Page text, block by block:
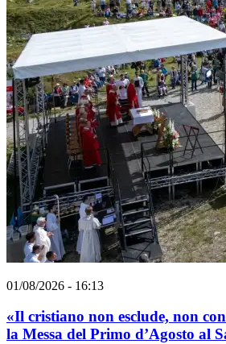
01/08/2026 - 16:13
«Il cristiano non esclude, non
la Messa del Primo d’Agosto al